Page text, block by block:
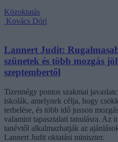
Közoktatás
Kovács Dóri
Lannert Judit:
szünetek és több mozgás
szeptembertől
Tizennégy pontos szakmai
iskolák, amelynek célja, hogy
terhelése, és több idő jusson
valamint tapasztalati tanulásra. Az
tanévtől alkalmazhatják az
Lannert Judit oktatási miniszter.